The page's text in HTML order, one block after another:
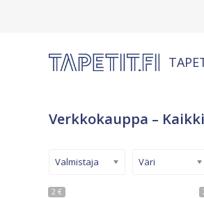
Verkkokauppa –
2 €
Valmistaja Väri